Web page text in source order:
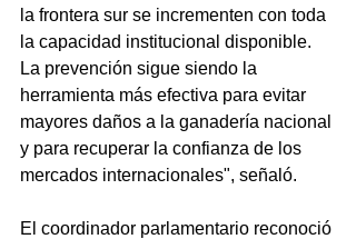
la frontera sur se incrementen con toda
la capacidad institucional disponible.
La prevención sigue siendo la
herramienta más efectiva para evitar
mayores daños a la ganadería nacional
y para recuperar la confianza de los
mercados internacionales", señaló.
El coordinador parlamentario reconoció